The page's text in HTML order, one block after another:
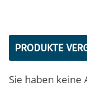
PRODUKTE
Sie haben